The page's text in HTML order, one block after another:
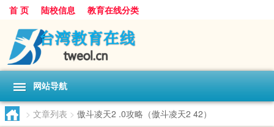
首 页 陆校信息 教育在线分类
网站导航
> 文章列表 > 傲斗凌天2 .0攻略（傲斗凌天2 42）